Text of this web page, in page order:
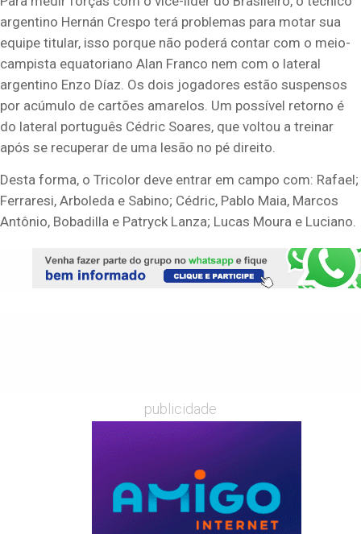
argentino Hernán Crespo terá problemas para motar sua
equipe titular, isso porque não poderá contar com o meio-
campista equatoriano Alan Franco nem com o lateral
argentino Enzo Díaz. Os dois jogadores estão suspensos
por acúmulo de cartões amarelos. Um possível retorno é
do lateral português Cédric Soares, que voltou a treinar
após se recuperar de uma lesão no pé direito.
Desta forma, o Tricolor deve entrar em campo com: Rafael;
Ferraresi, Arboleda e Sabino; Cédric, Pablo Maia, Marcos
Antônio, Bobadilla e Patryck Lanza; Lucas Moura e Luciano.
publicidade